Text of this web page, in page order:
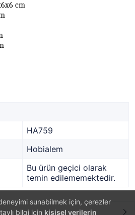
sunabilmek için, çerezler
bilgi için kişisel verilerin
cm
HA759
Hobialem
Bu ürün geçici olarak
temin edilememektedir.